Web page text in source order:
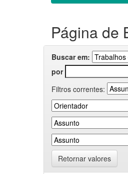
Página de
Buscar em:
por
Filtros correntes:
Retornar valores